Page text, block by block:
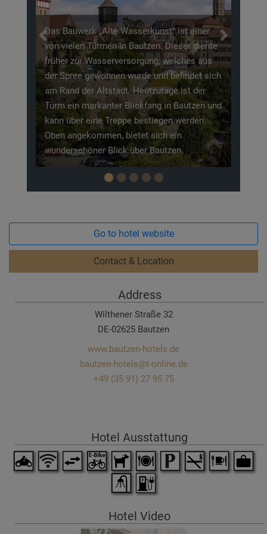
„Alte Wasserkunst" ist einer
in Bautzen. Dieser diente
welches aus
wurde und befindet sich
Heutzutage ist der
Blickfang in Bautzen und
Treppe bestiegen werden.
bietet sich ein
Blick über Bautzen.
Die Gedenkstätte
„Stasi-Knast" bezeichnet,
welches von 1906-1992
dieser Zeit diente das
anderem als
Justizvollzugsanstalt und
der Staatssicherheit.
das Gefängnis als
Opfer der politischen Haft
Previous Next
Go to hotel website
Contact & Location
Address
Wilthener Straße 32
DE-02625 Bautzen
www.bautzen-hotels.de
bautzen-hotels@t-online.de
+49 (35 91) 27 95 75
Hotel Ausstattung
Hotel Video